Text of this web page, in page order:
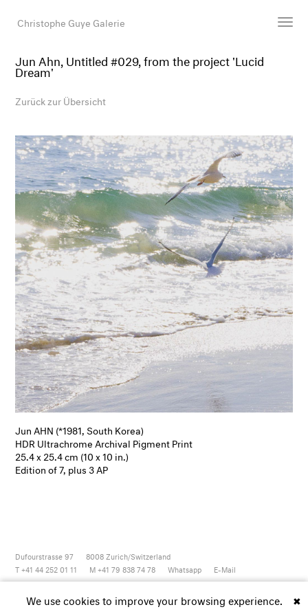
Christophe Guye Galerie
Newsroom
Shop
Galerie
Suche
E-Mail
EN
Jun Ahn, Untitled #029, from the project 'Lucid
Dream'
Zurück zur Übersicht
Jun AHN (*1981, South Korea)
HDR Ultrachrome Archival Pigment Print
25.4 x 25.4 cm (10 x 10 in.)
Edition of 7, plus 3 AP
Dufourstrasse 97 8008 Zurich/Switzerland
T +41 44 252 01 11
M +41 79 838 74 78 Whatsapp E-Mail
Newsletter Instagram Vimeo Youtube ✖
We use cookies to improve your browsing experience.